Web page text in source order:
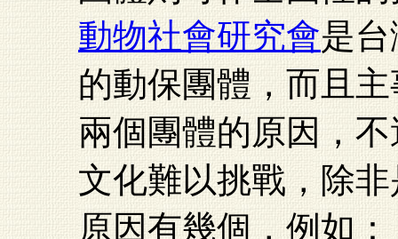
動物社會研究會是
的動保團體，而且
兩個團體的原因，
文化難以挑戰，除
原因有幾個，例如：